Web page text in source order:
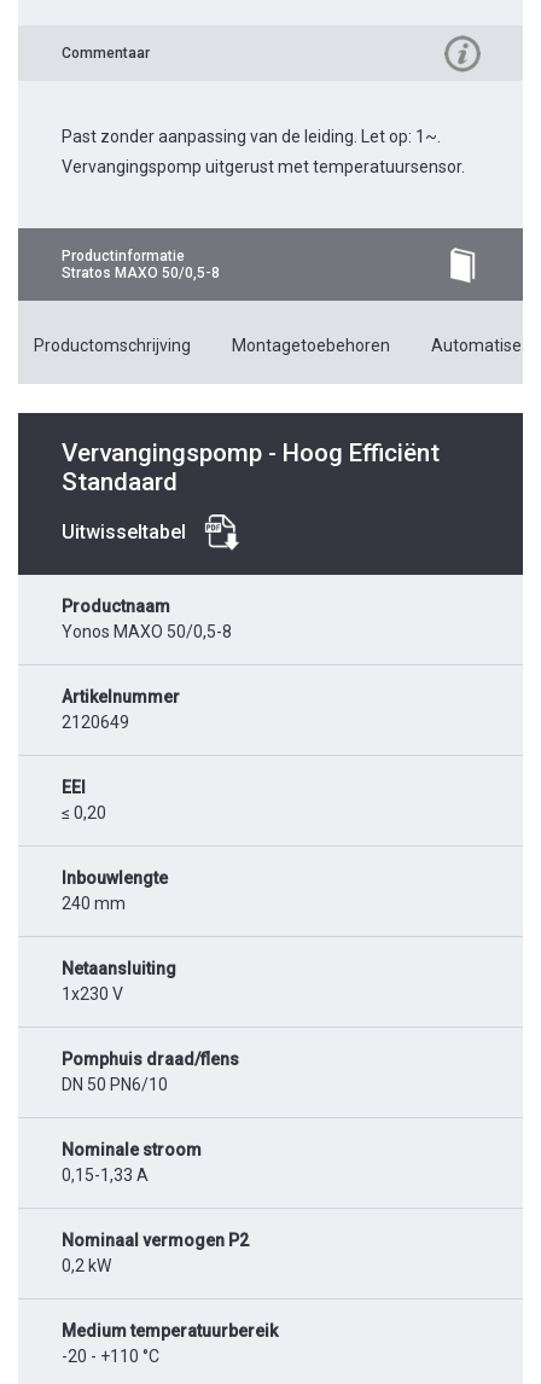
Commentaar
Past zonder aanpassing van de leiding. Let op: 1~.
Vervangingspomp uitgerust met temperatuursensor.
Productinformatie
Stratos MAXO 50/0,5-8
Productomschrijving Montagetoebehoren
Vervangingspomp - Hoog Efficiënt
Standaard
Uitwisseltabel
Productnaam
Yonos MAXO 50/0,5-8
Artikelnummer
2120649
EEI
≤ 0,20
Inbouwlengte
240 mm
Netaansluiting
1x230 V
Pomphuis draad/flens
DN 50 PN6/10
Nominale stroom
0,15-1,33 A
Nominaal vermogen P2
0,2 kW
Medium temperatuurbereik
-20 - +110 °C